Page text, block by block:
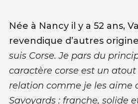
Née à Nancy il y a 52 ans,
revendique d’autres
suis Corse. Je pars du
caractère corse est un
relation comme je les aime
Savoyards : franche, solide